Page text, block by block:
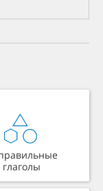
глаголы